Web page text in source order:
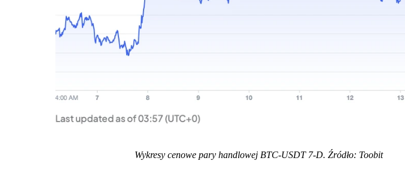
Wykresy cenowe pary handlowej BTC-USDT 7-D. Źródło: Toobit